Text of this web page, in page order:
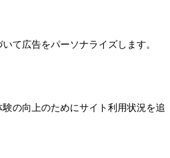
て広告をパーソナライズします。
の向上のためにサイト利用状況を追